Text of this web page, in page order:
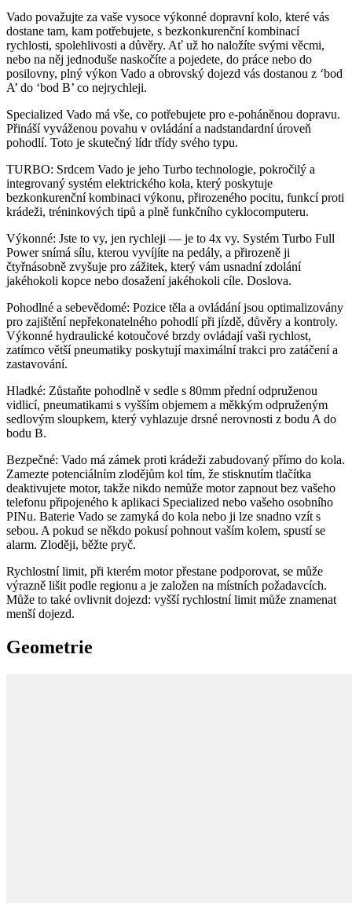
Vado považujte za vaše vysoce výkonné dopravní kolo, které vás
dostane tam, kam potřebujete, s bezkonkurenční kombinací
rychlosti, spolehlivosti a důvěry. Ať už ho naložíte svými věcmi,
nebo na něj jednoduše naskočíte a pojedete, do práce nebo do
posilovny, plný výkon Vado a obrovský dojezd vás dostanou z ‘bod
A’ do ‘bod B’ co nejrychleji.
Specialized Vado má vše, co potřebujete pro e-poháněnou dopravu.
Přináší vyváženou povahu v ovládání a nadstandardní úroveň
pohodlí. Toto je skutečný lídr třídy svého typu.
TURBO: Srdcem Vado je jeho Turbo technologie, pokročilý a
integrovaný systém elektrického kola, který poskytuje
bezkonkurenční kombinaci výkonu, přirozeného pocitu, funkcí proti
krádeži, tréninkových tipů a plně funkčního cyklocomputeru.
Výkonné: Jste to vy, jen rychleji — je to 4x vy. Systém Turbo Full
Power snímá sílu, kterou vyvíjíte na pedály, a přirozeně ji
čtyřnásobně zvyšuje pro zážitek, který vám usnadní zdolání
jakéhokoli kopce nebo dosažení jakéhokoli cíle. Doslova.
Pohodlné a sebevědomé: Pozice těla a ovládání jsou optimalizovány
pro zajištění nepřekonatelného pohodlí při jízdě, důvěry a kontroly.
Výkonné hydraulické kotoučové brzdy ovládají vaši rychlost,
zatímco větší pneumatiky poskytují maximální trakci pro zatáčení a
zastavování.
Hladké: Zůstaňte pohodlně v sedle s 80mm přední odpruženou
vidlicí, pneumatikami s vyšším objemem a měkkým odpruženým
sedlovým sloupkem, který vyhlazuje drsné nerovnosti z bodu A do
bodu B.
Bezpečné: Vado má zámek proti krádeži zabudovaný přímo do kola.
Zamezte potenciálním zlodějům kol tím, že stisknutím tlačítka
deaktivujete motor, takže nikdo nemůže motor zapnout bez vašeho
telefonu připojeného k aplikaci Specialized nebo vašeho osobního
PINu. Baterie Vado se zamyká do kola nebo ji lze snadno vzít s
sebou. A pokud se někdo pokusí pohnout vaším kolem, spustí se
alarm. Zloději, běžte pryč.
Rychlostní limit, při kterém motor přestane podporovat, se může
výrazně lišit podle regionu a je založen na místních požadavcích.
Může to také ovlivnit dojezd: vyšší rychlostní limit může znamenat
menší dojezd.
Geometrie